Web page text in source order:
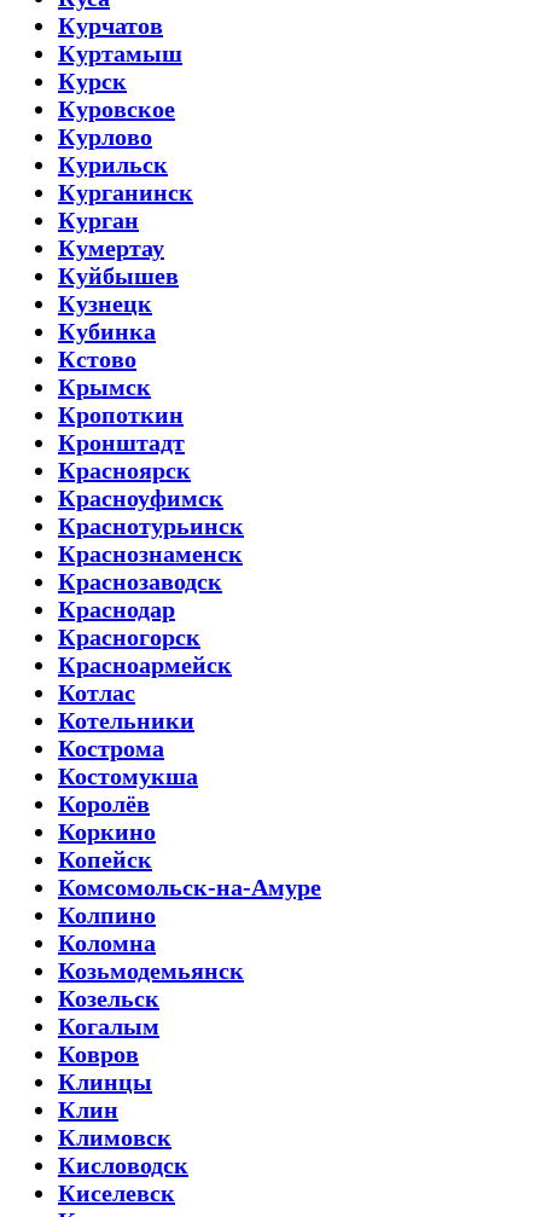
Курчатов
Куртамыш
Курск
Куровское
Курлово
Курильск
Курганинск
Курган
Кумертау
Куйбышев
Кузнецк
Кубинка
Кстово
Крымск
Кропоткин
Кронштадт
Красноярск
Красноуфимск
Краснотурьинск
Краснознаменск
Краснозаводск
Краснодар
Красногорск
Красноармейск
Котлас
Котельники
Кострома
Костомукша
Королёв
Коркино
Копейск
Комсомольск-на-Амуре
Колпино
Коломна
Козьмодемьянск
Козельск
Когалым
Ковров
Клинцы
Клин
Климовск
Кисловодск
Киселевск